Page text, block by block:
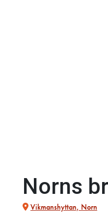
Norns
Vikmanshyttan, Norn